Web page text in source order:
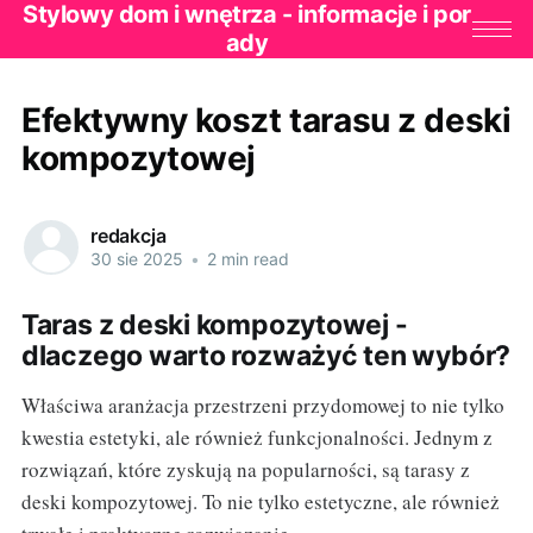
Stylowy dom i wnętrza - informacje i por
ady
Efektywny koszt tarasu z deski
kompozytowej
redakcja
30 sie 2025 • 2 min read
Taras z deski kompozytowej -
dlaczego warto rozważyć ten wybór?
Właściwa aranżacja przestrzeni przydomowej to nie tylko
kwestia estetyki, ale również funkcjonalności. Jednym z
rozwiązań, które zyskują na popularności, są tarasy z
deski kompozytowej. To nie tylko estetyczne, ale również